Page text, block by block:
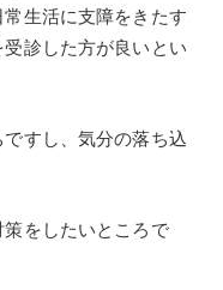
生活に支障をきたす
診した方が良いとい
すし、気分の落ち込
をしたいところで